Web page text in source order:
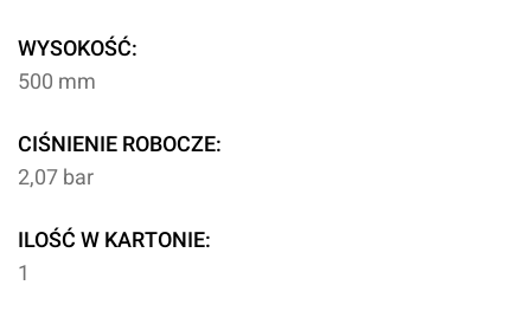
WYSOKOŚĆ:
500 mm
CIŚNIENIE ROBOCZE:
2,07 bar
ILOŚĆ W KARTONIE:
1